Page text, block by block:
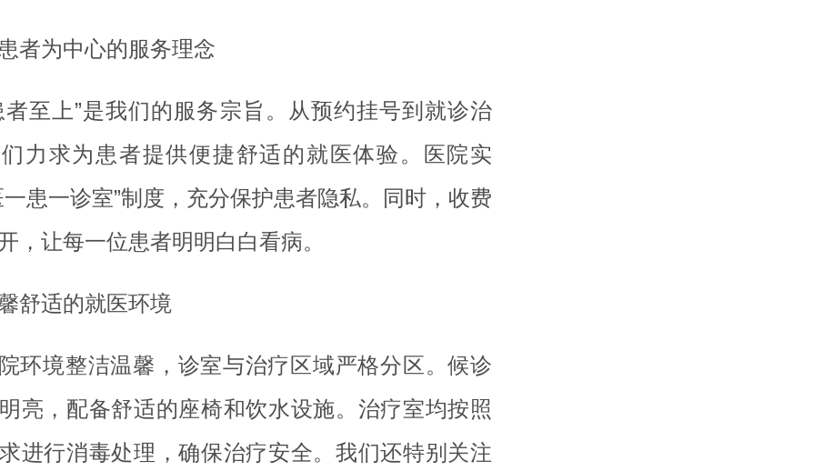
者为中心的服务理念
者至上”是我们的服务宗旨。从预约挂号到就诊治
力求为患者提供便捷舒适的就医体验。医院实
一患一诊室”制度，充分保护患者隐私。同时，收费
，让每一位患者明明白白看病。
舒适的就医环境
环境整洁温馨，诊室与治疗区域严格分区。候诊
亮，配备舒适的座椅和饮水设施。治疗室均按照
进行消毒处理，确保治疗安全。我们还特别关注